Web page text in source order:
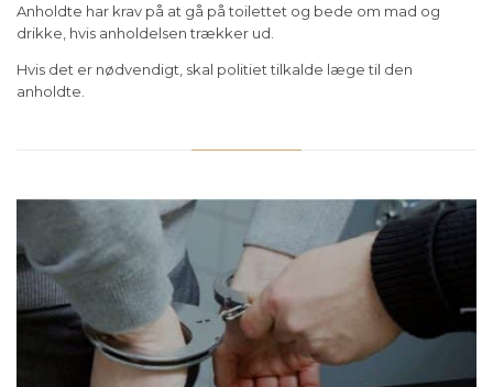
Anholdte har krav på at gå på toilettet og bede om mad og
drikke, hvis anholdelsen trækker ud.
Hvis det er nødvendigt, skal politiet tilkalde læge til den
anholdte.